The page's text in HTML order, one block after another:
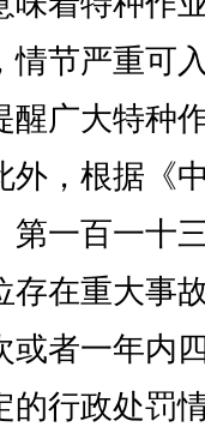
情节严重可
醒广大特种
外，根据《
第一百一十
存在重大事
或者一年内
的行政处罚